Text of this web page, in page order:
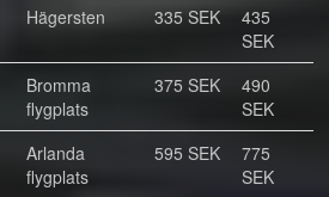
Hägersten 335 SEK
435
SEK
Bromma
flygplats
375 SEK
490
SEK
Arlanda
flygplats
595 SEK
775
SEK